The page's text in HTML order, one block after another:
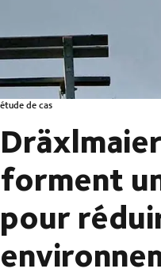
étude de cas
forment
pour